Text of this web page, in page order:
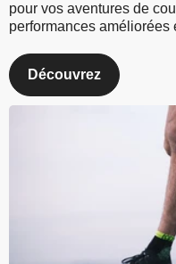
pour vos aventures de
performances améliorées
Découvrez